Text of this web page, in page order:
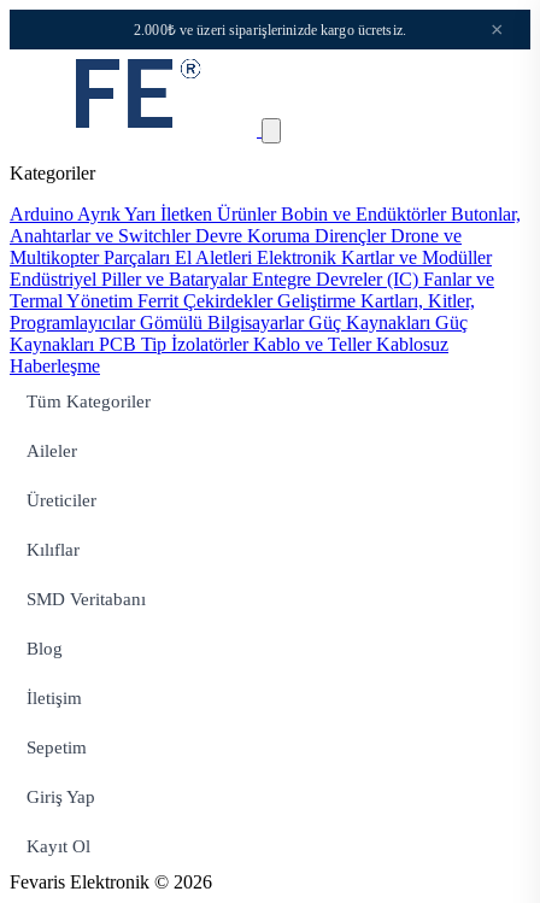
2.000₺ ve üzeri siparişlerinizde kargo ücretsiz. ×
Kategoriler
Arduino Ayrık Yarı İletken ÜrünlerBobin ve EndüktörlerButonlar,
Anahtarlar ve SwitchlerDevre Koruma DirençlerDrone ve
Multikopter Parçaları El Aletleri Elektronik Kartlar ve Modüller
Endüstriyel Piller ve BataryalarEntegre Devreler (IC) Fanlar ve
Termal Yönetim Ferrit ÇekirdeklerGeliştirme Kartları, Kitler,
ProgramlayıcılarGömülü BilgisayarlarGüç Kaynakları Güç
Kaynakları PCB Tip İzolatörlerKablo ve TellerKablosuz
Haberleşme
Tüm Kategoriler
Aileler
Üreticiler
Kılıflar
SMD Veritabanı
Blog
İletişim
Sepetim
Giriş Yap
Kayıt Ol
Fevaris Elektronik © 2026